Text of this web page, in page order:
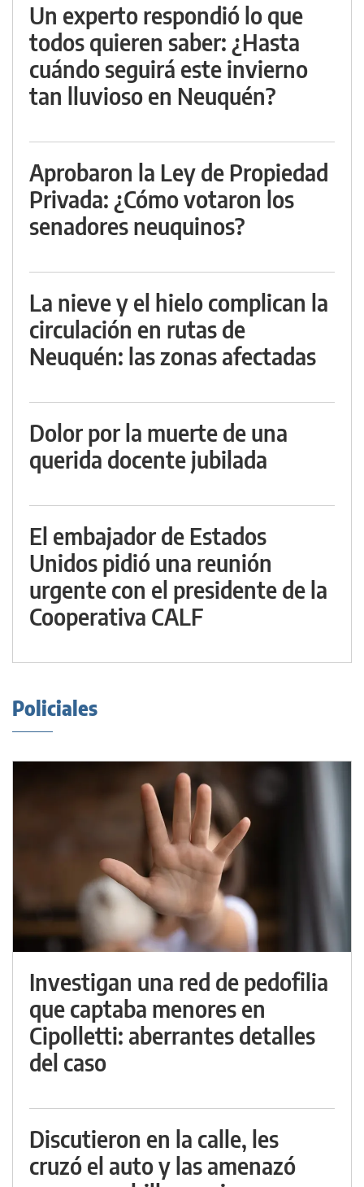
Un experto respondió lo que
todos quieren saber: ¿Hasta
cuándo seguirá este invierno
tan lluvioso en Neuquén?
Aprobaron la Ley de Propiedad
Privada: ¿Cómo votaron los
senadores neuquinos?
La nieve y el hielo complican la
circulación en rutas de
Neuquén: las zonas afectadas
Dolor por la muerte de una
querida docente jubilada
El embajador de Estados
Unidos pidió una reunión
urgente con el presidente de la
Cooperativa CALF
Policiales
Investigan una red de pedofilia
que captaba menores en
Cipolletti: aberrantes detalles
del caso
Discutieron en la calle, les
cruzó el auto y las amenazó